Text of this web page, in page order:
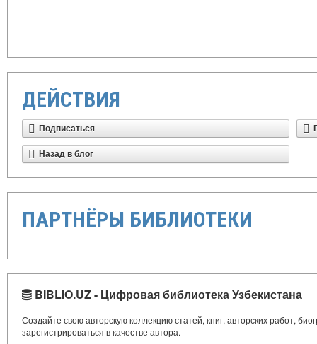
ДЕЙСТВИЯ
Подписаться
Назад в блог
ПАРТНЁРЫ БИБЛИОТЕКИ
BIBLIO.UZ - Цифровая библиотека Узбекистана
Создайте свою авторскую коллекцию статей, книг, авторских работ,
зарегистрироваться в качестве автора.